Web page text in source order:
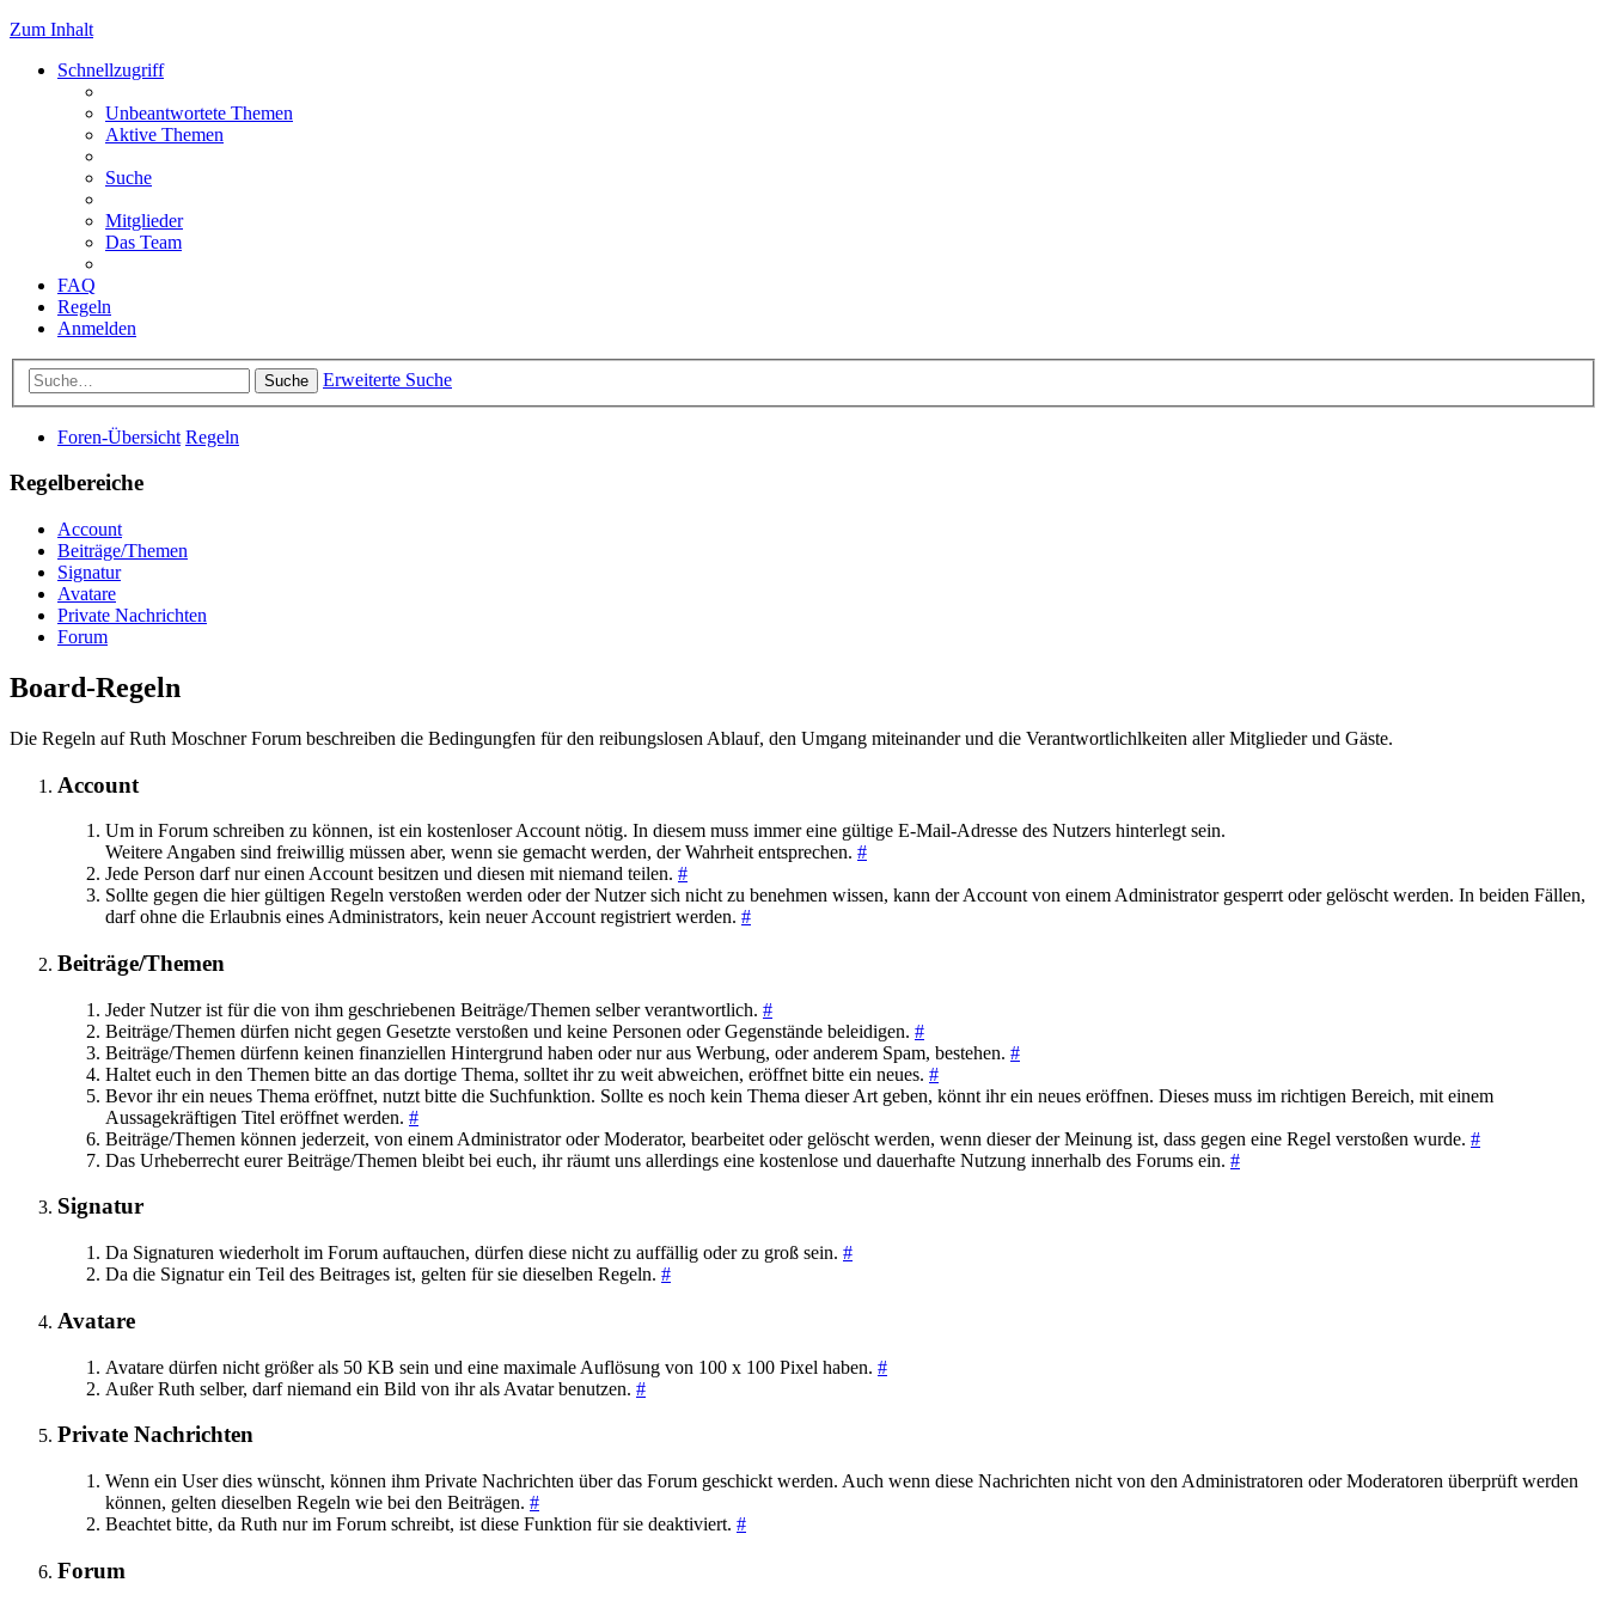
Zum Inhalt
Schnellzugriff
Unbeantwortete Themen
Aktive Themen
Suche
Mitglieder
Das Team
FAQ
Regeln
Anmelden
Suche Erweiterte Suche
Foren-Übersicht Regeln
Regelbereiche
Account
Beiträge/Themen
Signatur
Avatare
Private Nachrichten
Forum
Board-Regeln
Die Regeln auf Ruth Moschner Forum beschreiben die Bedingungfen für den reibungslosen Ablauf, den Umgang miteinander und die Verantwortlichlkeiten aller Mitglieder und Gäste.
Account
Um in Forum schreiben zu können, ist ein kostenloser Account nötig. In diesem muss immer eine gültige E-Mail-Adresse des Nutzers hinterlegt sein.
Weitere Angaben sind freiwillig müssen aber, wenn sie gemacht werden, der Wahrheit entsprechen. #
Jede Person darf nur einen Account besitzen und diesen mit niemand teilen. #
Sollte gegen die hier gültigen Regeln verstoßen werden oder der Nutzer sich nicht zu benehmen wissen, kann der Account von einem Administrator gesperrt oder gelöscht werden. In beiden Fällen,
darf ohne die Erlaubnis eines Administrators, kein neuer Account registriert werden. #
Beiträge/Themen
Jeder Nutzer ist für die von ihm geschriebenen Beiträge/Themen selber verantwortlich. #
Beiträge/Themen dürfen nicht gegen Gesetzte verstoßen und keine Personen oder Gegenstände beleidigen. #
Beiträge/Themen dürfenn keinen finanziellen Hintergrund haben oder nur aus Werbung, oder anderem Spam, bestehen. #
Haltet euch in den Themen bitte an das dortige Thema, solltet ihr zu weit abweichen, eröffnet bitte ein neues. #
Bevor ihr ein neues Thema eröffnet, nutzt bitte die Suchfunktion. Sollte es noch kein Thema dieser Art geben, könnt ihr ein neues eröffnen. Dieses muss im richtigen Bereich, mit einem
Aussagekräftigen Titel eröffnet werden. #
Beiträge/Themen können jederzeit, von einem Administrator oder Moderator, bearbeitet oder gelöscht werden, wenn dieser der Meinung ist, dass gegen eine Regel verstoßen wurde. #
Das Urheberrecht eurer Beiträge/Themen bleibt bei euch, ihr räumt uns allerdings eine kostenlose und dauerhafte Nutzung innerhalb des Forums ein. #
Signatur
Da Signaturen wiederholt im Forum auftauchen, dürfen diese nicht zu auffällig oder zu groß sein. #
Da die Signatur ein Teil des Beitrages ist, gelten für sie dieselben Regeln. #
Avatare
Avatare dürfen nicht größer als 50 KB sein und eine maximale Auflösung von 100 x 100 Pixel haben. #
Außer Ruth selber, darf niemand ein Bild von ihr als Avatar benutzen. #
Private Nachrichten
Wenn ein User dies wünscht, können ihm Private Nachrichten über das Forum geschickt werden. Auch wenn diese Nachrichten nicht von den Administratoren oder Moderatoren überprüft werden
können, gelten dieselben Regeln wie bei den Beiträgen. #
Beachtet bitte, da Ruth nur im Forum schreibt, ist diese Funktion für sie deaktiviert. #
Forum